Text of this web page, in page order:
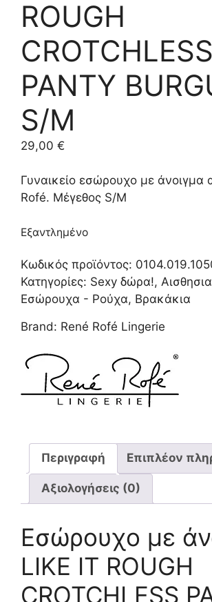
ROUGH
CROTCHLESS
PANTY
S/M
29,00 €
Γυναικείο εσώρουχο με άνοιγμα
Rofé. Μέγεθος S/M
Εξαντλημένο
Κωδικός προϊόντος:
Κατηγορίες: Sexy δώρα!,
Εσώρουχα - Ρούχα, Βρακάκια
Brand: René Rofé Lingerie
Περιγραφή Επιπλέον
Αξιολογήσεις (0)
Εσώρουχο με
LIKE IT ROUGH
CROTCHLESS